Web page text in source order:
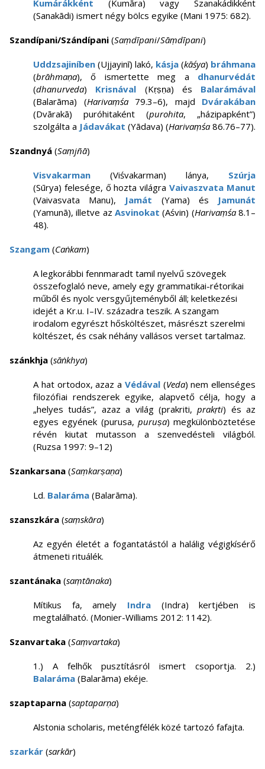
Kumárákként (Kumāra) vagy Szanakádikként
(Sanakādi) ismert négy bölcs egyike (Mani 1975: 682).
Szandípani/Szándípani (Saṃdīpani/Sāṃdīpani)
Uddzsajiníben (Ujjayinī) lakó, kásja (kāśya) bráhmana
(brāhmaṇa), ő ismertette meg a dhanurvédát
(dhanurveda) Krisnával (Kṛṣṇa) és Balarámával
(Balarāma) (Harivaṃśa79.3–6), majd Dvárakában
(Dvārakā) puróhitaként (purohita, „házipapként”)
szolgálta a Jádavákat (Yādava) (Harivaṃśa 86.76–77).
Szandnyá (Saṃjñā)
Visvakarman (Viśvakarman) lánya, Szúrja
(Sūrya) felesége, ő hozta világraVaivaszvata Manut
(Vaivasvata Manu), Jamát (Yama) és Jamunát
(Yamunā), illetve az Asvinokat (Aśvin) (Harivaṃśa8.1–
48).
Szangam (Caṅkam)
A legkorábbi fennmaradt tamil nyelvű szövegek
összefoglaló neve, amely egy grammatikai-rétorikai
műből és nyolc versgyűjteményből áll; keletkezési
idejét a Kr.u. I–IV. századra teszik. A szangam
irodalom egyrészt hősköltészet, másrészt szerelmi
költészet, és csak néhány vallásos verset tartalmaz.
szánkhja (sāṅkhya)
A hat ortodox, azaz a Védával(Veda) nem ellenséges
filozófiai rendszerek egyike, alapvető célja, hogy a
„helyes tudás”, azaz a világ (prakriti,prakṛti) és az
egyes egyének (purusa, puruṣa) megkülönböztetése
révén kiutat mutasson a szenvedésteli világból.
(Ruzsa 1997: 9–12)
Szankarsana (Saṃkarṣaṇa)
Ld. Balaráma (Balarāma).
szanszkára (saṃskāra)
Az egyén életét a fogantatástól a halálig végigkísérő
átmeneti rituálék.
szantánaka (saṃtānaka)
Mítikus fa, amely Indra (Indra) kertjében is
megtalálható. (Monier-Williams 2012: 1142).
Szanvartaka (Saṃvartaka)
1.) A felhők pusztításról ismert csoportja. 2.)
Balaráma (Balarāma) ekéje.
szaptaparna (saptaparṇa)
Alstonia scholaris, meténgfélék közé tartozó fafajta.
szarkár (sarkār)